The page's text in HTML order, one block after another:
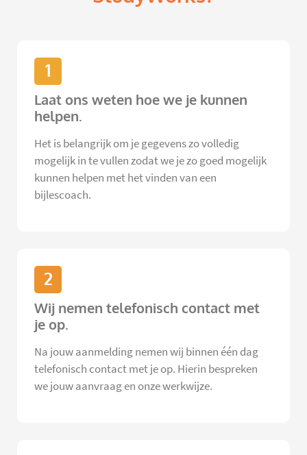
1
Laat ons weten hoe we je kunnen
helpen.
Het is belangrijk om je gegevens zo volledig
mogelijk in te vullen zodat we je zo goed mogelijk
kunnen helpen met het vinden van een
bijlescoach.
2
Wij nemen telefonisch contact met
je op.
Na jouw aanmelding nemen wij binnen één dag
telefonisch contact met je op. Hierin bespreken
we jouw aanvraag en onze werkwijze.